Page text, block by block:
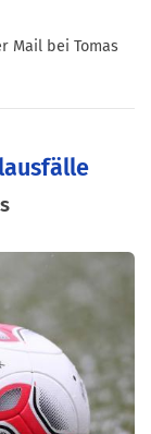
Mail bei Tomas